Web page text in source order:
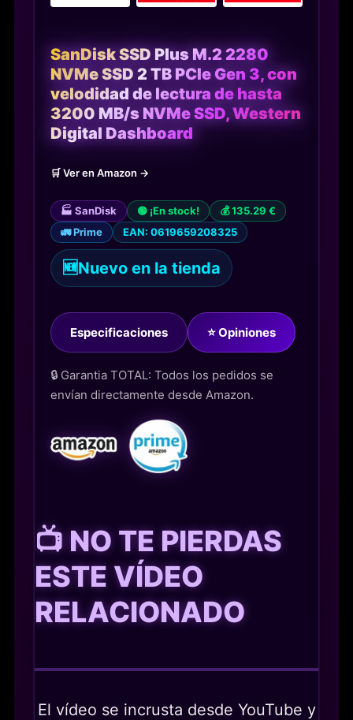
SanDisk SSD Plus M.2 2280
NVMe SSD 2 TB PCIe Gen 3, con
velodidad de lectura de hasta
3200 MB/s NVMe SSD, Western
Digital Dashboard
🛒 Ver en Amazon →
🏭 SanDisk 🟢 ¡En stock!
💰 135.29 €
🚛 Prime
EAN: 0619659208325
🆕Nuevo en la tienda
Especificaciones ⭐ Opiniones
🔒 Garantia TOTAL: Todos los pedidos se
envían directamente desde Amazon.
📺 NO TE PIERDAS
ESTE VÍDEO
RELACIONADO
El vídeo se incrusta desde YouTube y